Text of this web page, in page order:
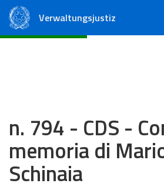
Verwaltungsjustiz
n. 794 - CDS -
memoria di
Schinaia